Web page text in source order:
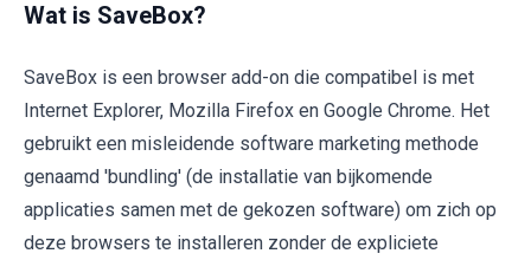
Wat is SaveBox?
SaveBox is een browser add-on die compatibel is met
Internet Explorer, Mozilla Firefox en Google Chrome. Het
gebruikt een misleidende software marketing methode
genaamd 'bundling' (de installatie van bijkomende
applicaties samen met de gekozen software) om zich op
deze browsers te installeren zonder de expliciete